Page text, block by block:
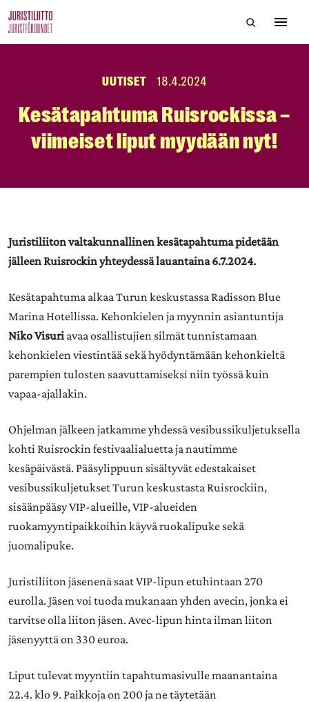
to
Hae
UUTISET 18.4.2024
Kesätapahtuma Ruisrockissa –
viimeiset liput myydään nyt!
Juristiliiton valtakunnallinen kesätapahtuma pidetään
jälleen Ruisrockin yhteydessä lauantaina 6.7.2024.
Kesätapahtuma alkaa Turun keskustassa Radisson Blue
Marina Hotellissa. Kehonkielen ja myynnin asiantuntija
Niko Visuri avaa osallistujien silmät tunnistamaan
kehonkielen viestintää sekä hyödyntämään kehonkieltä
parempien tulosten saavuttamiseksi niin työssä kuin
vapaa-ajallakin.
Ohjelman jälkeen jatkamme yhdessä vesibussikuljetuksella
kohti Ruisrockin festivaalialuetta ja nautimme
kesäpäivästä. Pääsylippuun sisältyvät edestakaiset
vesibussikuljetukset Turun keskustasta Ruisrockiin,
sisäänpääsy VIP-alueille, VIP-alueiden
ruokamyyntipaikkoihin käyvä ruokalipuke sekä
juomalipuke.
Juristiliiton jäsenenä saat VIP-lipun etuhintaan 270
eurolla. Jäsen voi tuoda mukanaan yhden avecin, jonka ei
tarvitse olla liiton jäsen. Avec-lipun hinta ilman liiton
jäsenyyttä on 330 euroa.
Liput tulevat myyntiin tapahtumasivulle maanantaina
22.4. klo 9. Paikkoja on 200 ja ne täytetään